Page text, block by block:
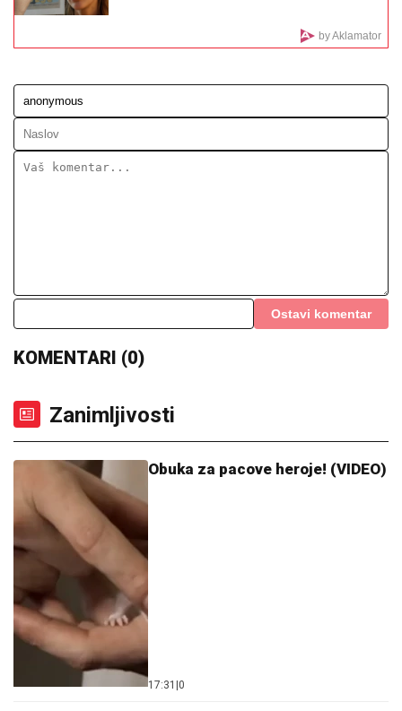
by Aklamator
Ostavi komentar
KOMENTARI (0)
Zanimljivosti
Obuka za pacove heroje! (VIDEO)
17:31 |0